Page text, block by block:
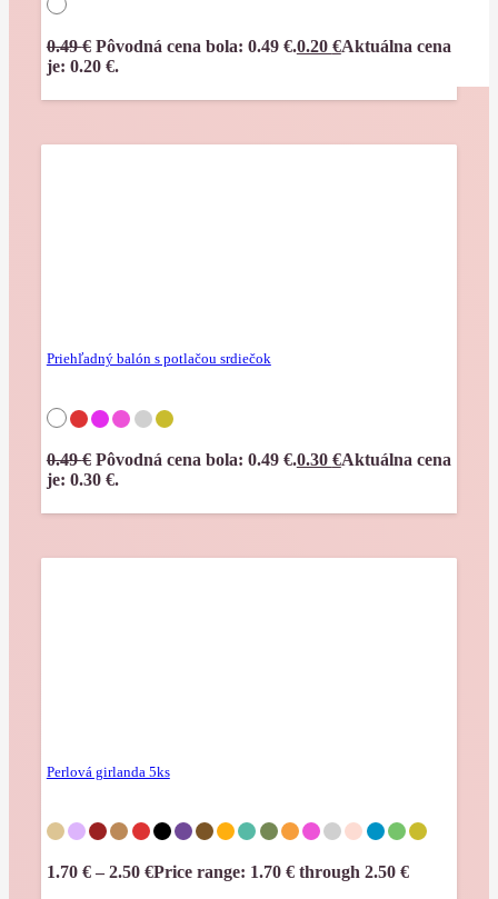
0.49€ Pôvodná cena bola: 0.49 €.0.20 €Aktuálna cena
je: 0.20 €.
Priehľadný balón s potlačou srdiečok
0.49€ Pôvodná cena bola: 0.49 €.0.30 €Aktuálna cena
je: 0.30 €.
Perlová girlanda 5ks
1.70 € – 2.50 €Price range: 1.70 € through 2.50 €